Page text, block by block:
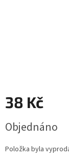
38 Kč
cena:
Objednáno
Položka byla